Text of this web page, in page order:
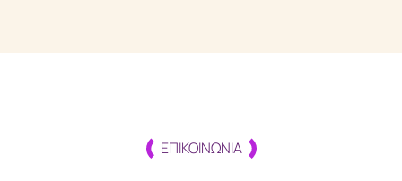
ΕΠΙΚΟΙΝΩΝΙΑ